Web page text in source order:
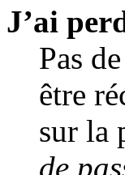
J’ai
Pas
être
sur la
de